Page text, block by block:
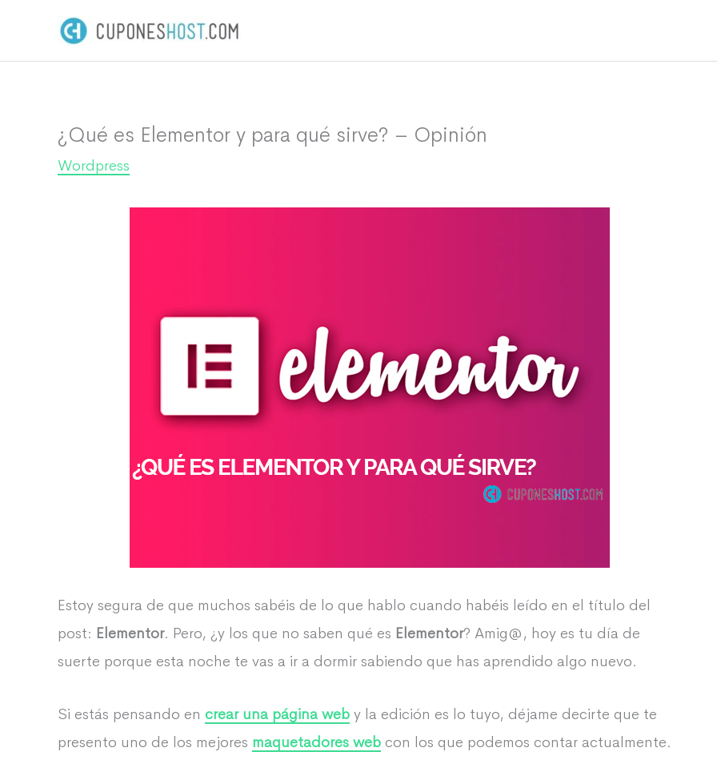
¿Qué es Elementor y para qué sirve? – Opinión
Wordpress
Estoy segura de que muchos sabéis de lo que hablo cuando habéis leído en el título del
post: Elementor. Pero, ¿y los que no saben qué es Elementor? Amig@, hoy es tu día de
suerte porque esta noche te vas a ir a dormir sabiendo que has aprendido algo nuevo.
Si estás pensando en crear una página web y la edición es lo tuyo, déjame decirte que te
presento uno de los mejores maquetadores web con los que podemos contar actualmente.